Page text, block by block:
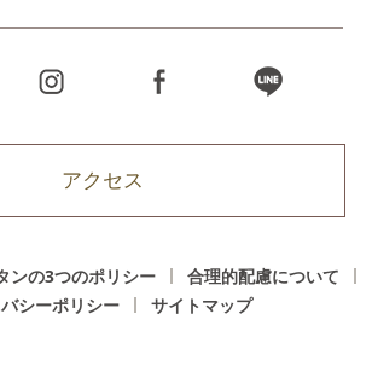
アクセス
ンの3つのポリシー
合理的配慮について
シーポリシー
サイトマップ